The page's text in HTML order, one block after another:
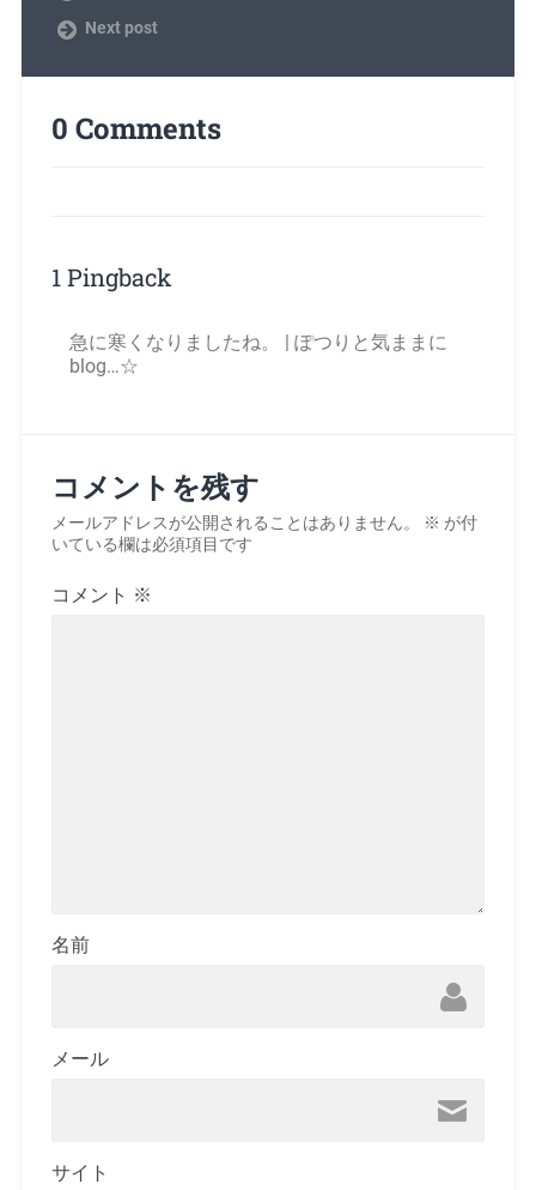
Next post
0 Comments
1 Pingback
急に寒くなりましたね。 | ぽつりと気ままに
blog…☆
コメントを残す
メールアドレスが公開されることはありません。 ※ が付
いている欄は必須項目です
コメント ※
名前
メール
サイト